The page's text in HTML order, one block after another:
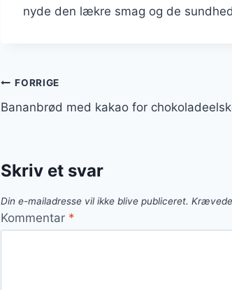
nyde den lækre smag og de
Indlægsnavigation
FORRIGE
Bananbrød med kakao for
Skriv et svar
Din e-mailadresse vil ikke blive publiceret.
Kommentar *